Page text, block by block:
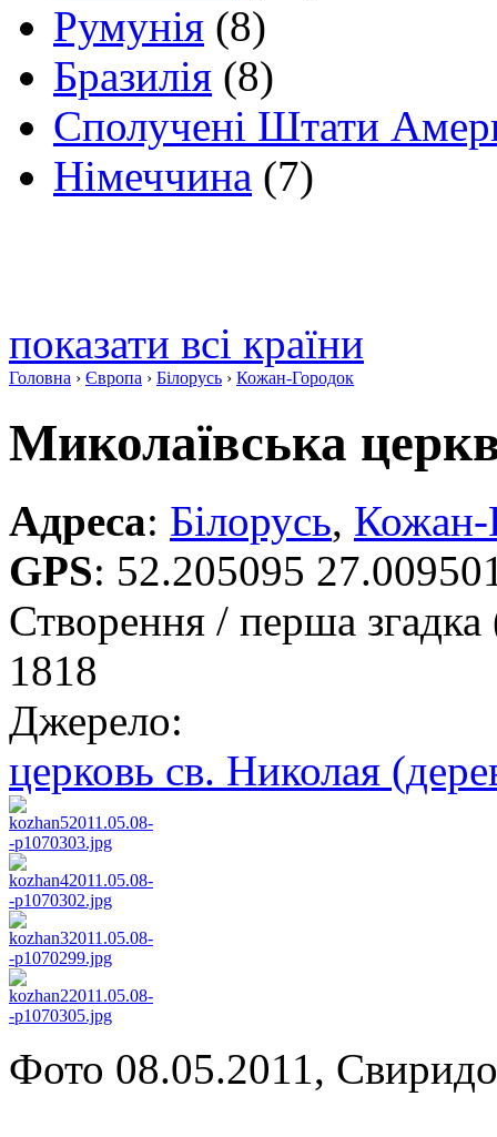
Румунія (8)
Бразилія (8)
Сполучені Штати
Німеччина (7)
показати всі країни
Головна › Європа › Білорусь › Кожан-Городок
Миколаївська
Адреса: Білорусь, Кожан-
GPS: 52.205095
Створення / перша
1818
Джерело:
церковь св. Николая
Фото 08.05.2011,